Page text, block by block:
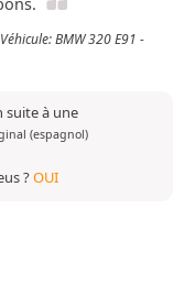
BMW 320 E91 -
suite à une
(espagnol)
?OUI